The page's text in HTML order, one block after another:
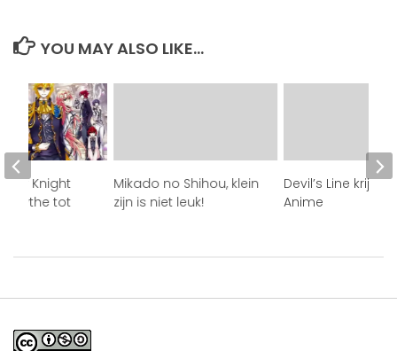
YOU MAY ALSO LIKE...
Mikado no Shihou, klein
zijn is niet leuk!
Devil’s Line krijgt
Anime
Knight
mythe tot